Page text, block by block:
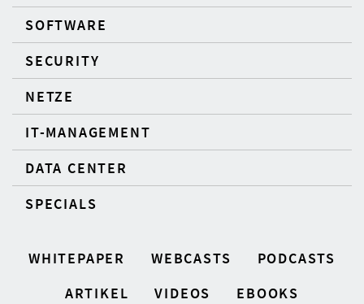
SOFTWARE
SECURITY
NETZE
IT-MANAGEMENT
DATA CENTER
SPECIALS
WHITEPAPER WEBCASTS
PODCASTS
ARTIKEL
VIDEOS EBOOKS